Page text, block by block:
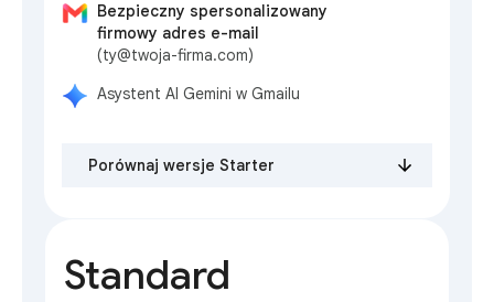
Bezpieczny spersonalizowany
firmowy adres e-mail
(ty@twoja-firma.com)
Asystent AI Gemini w Gmailu
Porównaj wersje Starter
Standard